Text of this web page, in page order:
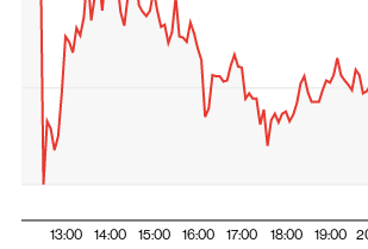
Dólar em queda impulsiona moedas da
peso colombiano lidera valorização
A exportação de tecnologia da Fila do Brasil
Ações globais avançam com rali de
e impulso da Amazon
Brasil com prêmio de 15%
13:00 14:00 15:00 16:00 17:00 18:00 19:00